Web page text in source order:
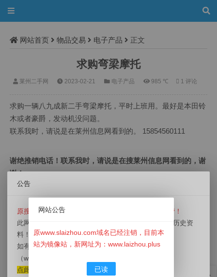
网站首页 物品交易 电子产品 正文
求购弯梁摩托
莱州二手网 2023-02-21 电子产品 985 ℃ 1 评论
求购一辆八九成新二手弯梁摩托，平时上班用。最好是本田铃
木或者豪爵，发动机没问题。
联系我时，请说是在莱州信息网看到的。 15854560111
谢绝推销电话！联系我时，请说是在搜莱州信息网看到的，谢
谢！
上一条：单间出租，拎包入住
下一条：
猜你喜欢
求购二手板房
公告
原搜莱州信息网（www.slaizhou.com）已经停止运营！
此网站已经下线，本站目前为镜像站，用于用户查询历史资
料！
如有信息发布需求请前往新网站⬇⬇⬇
（www.LaiZhou.Plus
点此发布信息
网站公告
原www.slaizhou.com域名已经注销，目前本
站为镜像站，新网址为：www.laizhou.plus
已读